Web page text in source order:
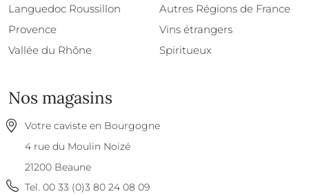
Languedoc Roussillon
Provence
Vallée du Rhône
Autres Régions de France
Vins étrangers
Spiritueux
Nos magasins
Votre caviste en Bourgogne
4 rue du Moulin Noizé
21200 Beaune
Tel. 00 33 (0)3 80 24 08 09